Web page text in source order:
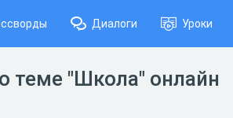
Диалоги Уроки
теме "Школа" онлайн